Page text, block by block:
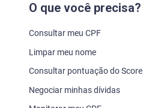
O que você precisa?
Consultar meu CPF
Limpar meu nome
Consultar pontuação do Score
Negociar minhas dívidas